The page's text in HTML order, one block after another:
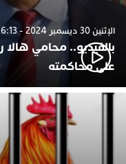
الإثنين 30 ديسمبر 2024 - 6:13
بالفيديو.. محامي
على محاكمته